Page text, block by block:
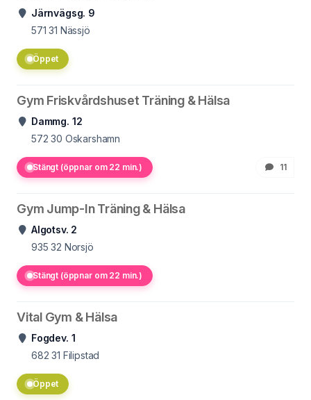
Järnvägsg. 9
571 31 Nässjö
Öppet
Gym Friskvårdshuset Träning & Hälsa
Dammg. 12
572 30 Oskarshamn
Stängt (öppnar om 22 min.) 11
Gym Jump-In Träning & Hälsa
Algotsv. 2
935 32 Norsjö
Stängt (öppnar om 22 min.)
Vital Gym & Hälsa
Fogdev. 1
682 31 Filipstad
Öppet